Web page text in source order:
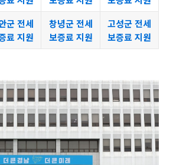
군 전세
료 지원
창녕군 전세
보증료 지원
고성군 전세
보증료 지원